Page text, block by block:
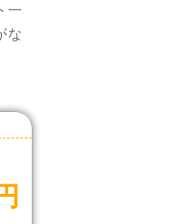
一
な